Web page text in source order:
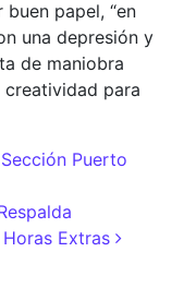
papel, “en
una depresión y
de maniobra
para
Sección Puerto
Horas Extras